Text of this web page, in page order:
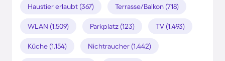
Haustier erlaubt (367) Terrasse/Balkon (718)
WLAN (1.509) Parkplatz (123) TV (1.493)
Küche (1.154) Nichtraucher (1.442)